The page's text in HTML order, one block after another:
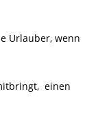
Urlauber, wenn
einen